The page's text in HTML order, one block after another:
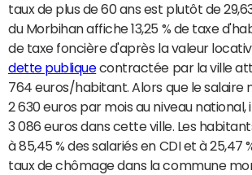
taux de plus de 60 ans est plutôt de
du Morbihan affiche 13,25 % de taxe
de taxe foncière d'après la valeur
dette publiquecontractée par la ville
764 euros/habitant. Alors que le salaire
2 630 euros par mois au niveau national,
3 086 euros dans cette ville. Les
à 85,45 % des salariés en CDI et à 25,47
taux de chômage dans la commune